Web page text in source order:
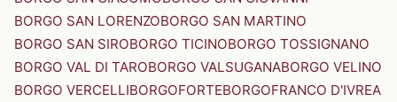
BORGO SAN LORENZOBORGO SAN MARTINO
BORGO SAN SIROBORGO TICINOBORGO TOSSIGNANO
BORGO VAL DI TAROBORGO VALSUGANABORGO VELINO
BORGO VERCELLIBORGOFORTEBORGOFRANCO D'IVREA